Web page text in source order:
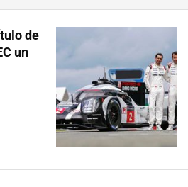
de
un